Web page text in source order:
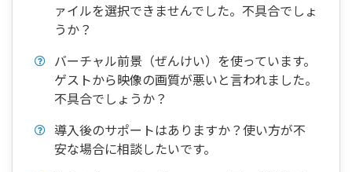
ァイルを選択できませんでした。不具合でしょ
うか？
バーチャル前景（ぜんけい）を使っています。
ゲストから映像の画質が悪いと言われました。
不具合でしょうか？
導入後のサポートはありますか？使い方が不
安な場合に相談したいです。